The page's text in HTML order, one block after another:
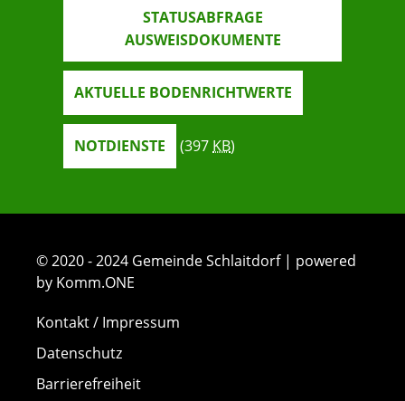
STATUSABFRAGE
AUSWEISDOKUMENTE
AKTUELLE BODENRICHTWERTE
NOTDIENSTE (397 KB)
© 2020 - 2024 Gemeinde Schlaitdorf | powered
by Komm.ONE
Kontakt / Impressum
Datenschutz
Barrierefreiheit